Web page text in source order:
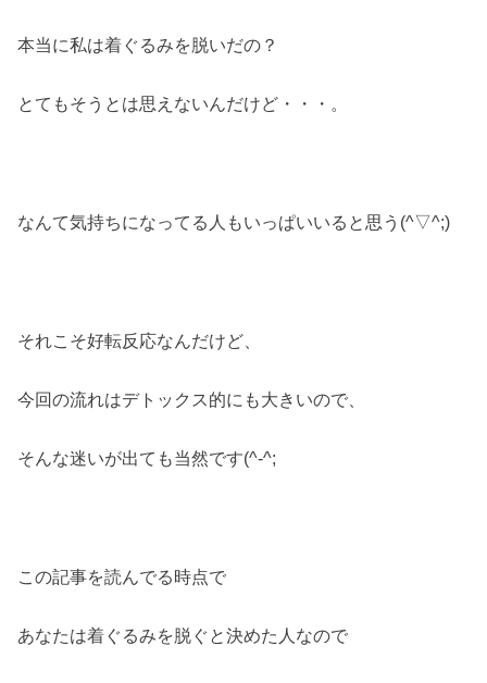
本当に私は着ぐるみを脱いだの？
とてもそうとは思えないんだけど・・・。
なんて気持ちになってる人もいっぱいいると思う(^▽^;)
それこそ好転反応なんだけど、
今回の流れはデトックス的にも大きいので、
そんな迷いが出ても当然です(^-^;
この記事を読んでる時点で
あなたは着ぐるみを脱ぐと決めた人なので